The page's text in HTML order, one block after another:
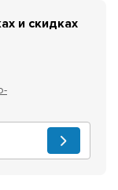
и скидках